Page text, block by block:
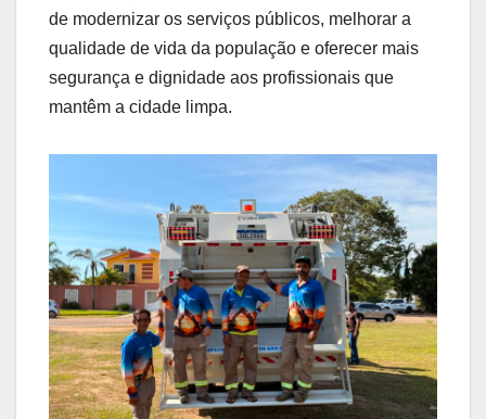
de modernizar os serviços públicos, melhorar a
qualidade de vida da população e oferecer mais
segurança e dignidade aos profissionais que
mantêm a cidade limpa.